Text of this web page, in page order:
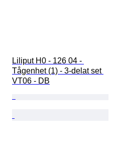
Liliput H0 - 126 04 -
Tågenhet (1) - 3-delat set
VT06 - DB